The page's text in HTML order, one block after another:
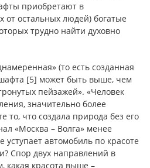
приобретают в
от остальных людей) богатые
трудно найти духовно
(то есть созданная
[5] может быть выше, чем
пейзажей». «Человек
значительно более
то, что создала природа без его
«Москва – Волга» менее
уступает автомобиль по красоте
Спор двух направлений в
какая красота выше –